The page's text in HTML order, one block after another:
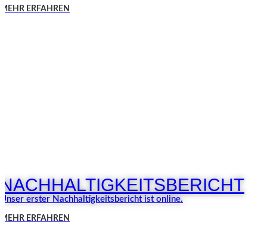
MEHR ERFAHREN
NACHHALTIGKEITSBERICHT
Unser erster Nachhaltigkeitsbericht ist online.
MEHR ERFAHREN